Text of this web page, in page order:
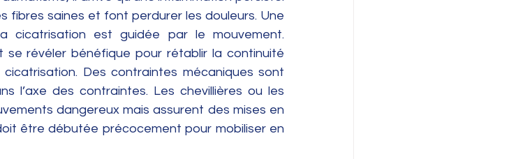
fibres saines et font perdurer les douleurs. Une
cicatrisation est guidée par le mouvement.
se révéler bénéfique pour rétablir la continuité
Des contraintes mécaniques sont
l’axe des contraintes. Les chevillières ou les
dangereux mais assurent des mises en
être débutée précocement pour mobiliser en